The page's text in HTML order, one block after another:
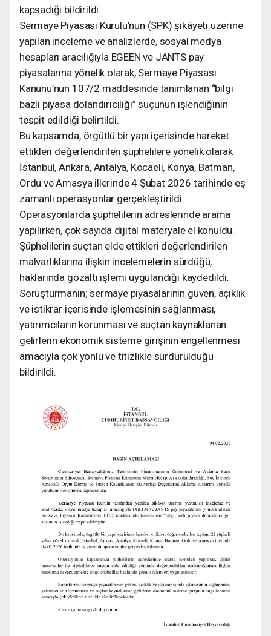
kapsadığı bildirildi.
Sermaye Piyasası Kurulu’nun (SPK) şikâyeti üzerine
yapılan inceleme ve analizlerde, sosyal medya
hesapları aracılığıyla EGEEN ve JANTS pay
piyasalarına yönelik olarak, Sermaye Piyasası
Kanunu’nun 107/2 maddesinde tanımlanan “bilgi
bazlı piyasa dolandırıcılığı” suçunun işlendiğinin
tespit edildiği belirtildi.
Bu kapsamda, örgütlü bir yapı içerisinde hareket
ettikleri değerlendirilen şüphelilere yönelik olarak
İstanbul, Ankara, Antalya, Kocaeli, Konya, Batman,
Ordu ve Amasya illerinde 4 Şubat 2026 tarihinde eş
zamanlı operasyonlar gerçekleştirildi.
Operasyonlarda şüphelilerin adreslerinde arama
yapılırken, çok sayıda dijital materyale el konuldu.
Şüphelilerin suçtan elde ettikleri değerlendirilen
malvarlıklarına ilişkin incelemelerin sürdüğü,
haklarında gözaltı işlemi uygulandığı kaydedildi.
Soruşturmanın; sermaye piyasalarının güven, açıklık
ve istikrar içerisinde işlemesinin sağlanması,
yatırımcıların korunması ve suçtan kaynaklanan
gelirlerin ekonomik sisteme girişinin engellenmesi
amacıyla çok yönlü ve titizlikle sürdürüldüğü
bildirildi.